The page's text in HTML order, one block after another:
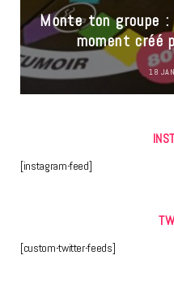
Monte ton groupe
moment créé
18
[instagram-feed]
[custom-twitter-feeds]